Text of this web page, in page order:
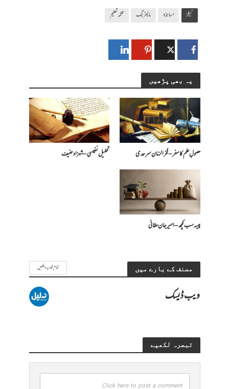
ٹیگز اساتذہ مانیٹرنگ محکمہ تعلیم
یہ بھی پڑھیں
حصولِ علم کا سفر – فخرالزمان سرحدی تحلیل نفیسی – شہزاد حنیف
پیسہ سب کچھ – امیرجان حقانی
مصنف کے بارے میں تمام تحاریر دیکھیں
ویب ڈیسک
تبصرہ لکھیے
Click here to post a comment